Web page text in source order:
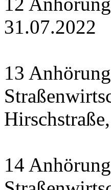
31.07.2022
13
14